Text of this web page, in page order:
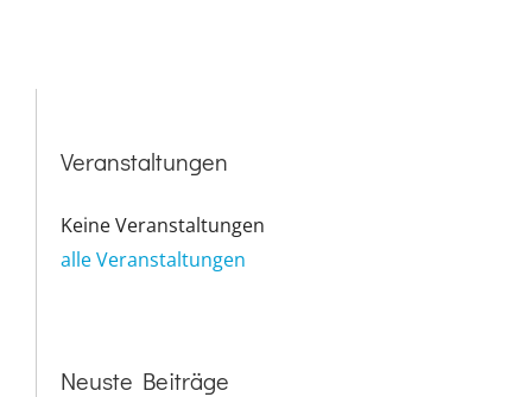
Veranstaltungen
Keine Veranstaltungen
alle Veranstaltungen
Neuste Beiträge